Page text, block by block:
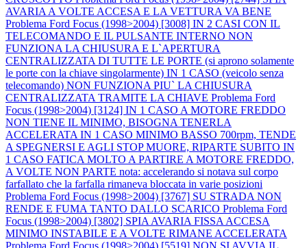
AVARIA A VOLTE ACCESA E LA VETTURA VA BENE
Problema Ford Focus (1998>2004) [3008] IN 2 CASI CON IL
TELECOMANDO E IL PULSANTE INTERNO NON
FUNZIONA LA CHIUSURA E L`APERTURA
CENTRALIZZATA DI TUTTE LE PORTE (si aprono solamente
le porte con la chiave singolarmente) IN 1 CASO (veicolo senza
telecomando) NON FUNZIONA PIU` LA CHIUSURA
CENTRALIZZATA TRAMITE LA CHIAVE Problema Ford
Focus (1998>2004) [3124] IN 1 CASO A MOTORE FREDDO
NON TIENE IL MINIMO, BISOGNA TENERLA
ACCELERATA IN 1 CASO MINIMO BASSO 700rpm, TENDE
A SPEGNERSI E AGLI STOP MUORE, RIPARTE SUBITO IN
1 CASO FATICA MOLTO A PARTIRE A MOTORE FREDDO,
A VOLTE NON PARTE nota: accelerando si notava sul corpo
farfallato che la farfalla rimaneva bloccata in varie posizioni
Problema Ford Focus (1998>2004) [3767] SU STRADA NON
RENDE E FUMA TANTO DALLO SCARICO Problema Ford
Focus (1998>2004) [3802] SPIA AVARIA FISSA ACCESA
MINIMO INSTABILE E A VOLTE RIMANE ACCELERATA
Problema Ford Focus (1998>2004) [5519] NON SI AVVIA IL